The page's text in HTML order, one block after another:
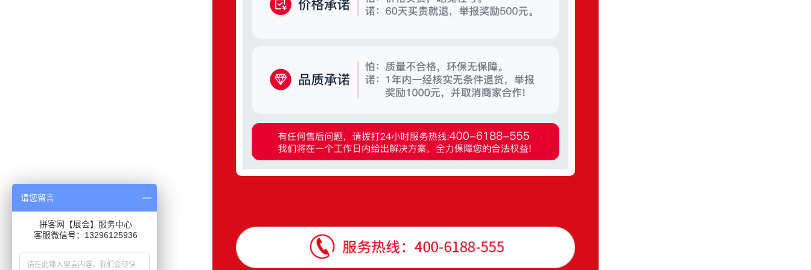
请您留言
拼客网【展会】服务中心
客服微信号：13296125936